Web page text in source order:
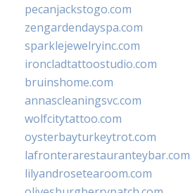
pecanjackstogo.com
zengardendayspa.com
sparklejewelryinc.com
ironcladtattoostudio.com
bruinshome.com
annascleaningsvc.com
wolfcitytattoo.com
oysterbayturkeytrot.com
lafronterarestauranteybar.com
lilyandrosetearoom.com